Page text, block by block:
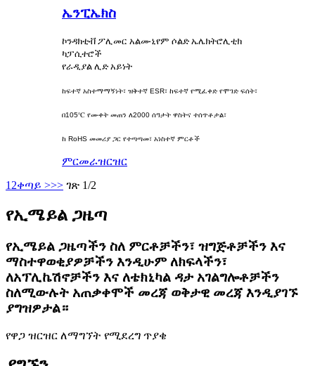
ኤንፒኤክስ
ኮንዳክቲቭ ፖሊመር አልሙኒየም ሶልድ ኤሌክትሮሊቲክ
ካፓሲተሮች
የራዲያል ሊድ አይነት
ከፍተኛ አስተማማኝነት፣ ዝቅተኛ ESR፣ ከፍተኛ የሚፈቀድ የሞገድ ፍሰት፣
በ105℃ የሙቀት መጠን ለ2000 ሰዓታት ዋስትና ተሰጥቶታል፣
ከ RoHS መመሪያ ጋር የተጣጣመ፣ አነስተኛ ምርቶች
ምርመራዝርዝር
1 2ቀጣይ >>> ገጽ 1/2
የኢሜይል ጋዜጣ
የኢሜይል ጋዜጣችን ስለ ምርቶቻችን፣ ዝግጅቶቻችን እና
ማስተዋወቂያዎቻችን እንዲሁም ለክፍላችን፣
ለአፕሊኬሽኖቻችን እና ለቴክኒካል ዳታ አገልግሎቶቻችን
ስለሚውሉት አጠቃቀሞች መረጃ ወቅታዊ መረጃ እንዲያገኙ
ያግዝዎታል።
የዋጋ ዝርዝር ለማግኘት የሚደረግ ጥያቄ